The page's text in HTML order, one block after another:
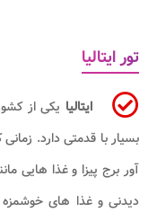
تور ایتالیا
ایتالیا یکی از
بسیار با قدمتی دارد.
آور برج پیزا و غذا هایی
دیدنی و غذا های خوشمزه